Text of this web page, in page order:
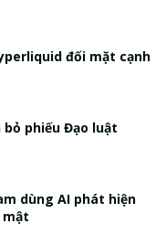
đối mặt cạnh
phiếu Đạo luật
dùng AI phát hiện
mật